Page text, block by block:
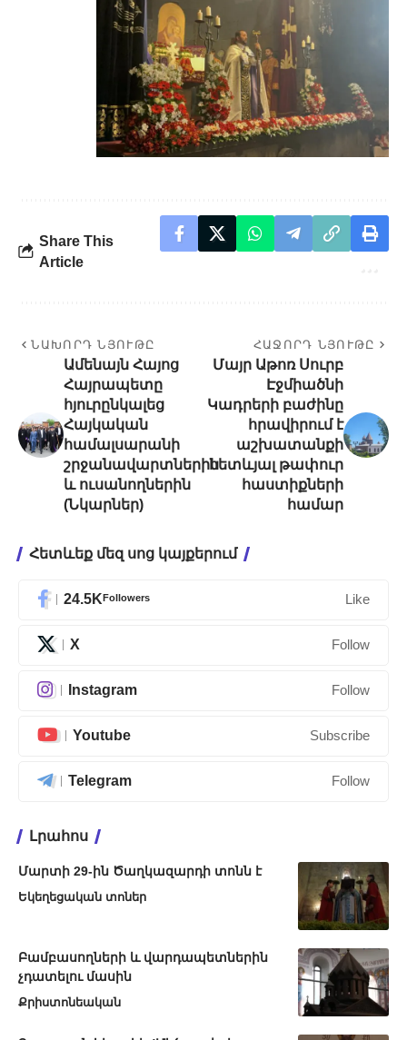
Share This
Article
ՆԱԽՈՐԴ ՆՅՈՒԹԸ
Ամենայն Հայոց
Հայրապետը
հյուրընկալեց
Հայկական
համալսարանի
շրջանավարտներին
և ուսանողներին
(Նկարներ)
ՀԱՋՈՐԴ ՆՅՈՒԹԸ
Մայր Աթոռ Սուրբ
Էջմիածնի
Կադրերի բաժինը
հրավիրում է
աշխատանքի
հետևյալ թափուր
հաստիքների
համար
Հետևեք մեզ սոց կայքերում
24.5K Followers Like
X Follow
Instagram Follow
Youtube Subscribe
Telegram Follow
Լրահոս
Մարտի 29-ին Ծաղկազարդի տոնն է
Եկեղեցական տոներ
Բամբասողների և վարդապետներին
չդատելու մասին
Քրիստոնեական